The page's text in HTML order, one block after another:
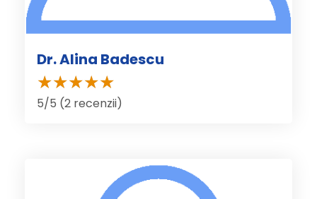
Dr. Alina Badescu
5/5 (2 recenzii)